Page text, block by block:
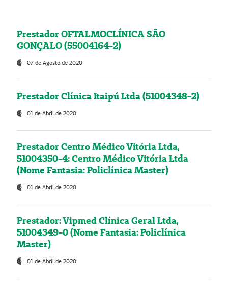
Prestador OFTALMOCLÍNICA SÃO
GONÇALO (55004164-2)
07 de Agosto de 2020
Prestador Clínica Itaipú Ltda (51004348-2)
01 de Abril de 2020
Prestador Centro Médico Vitória Ltda,
51004350-4: Centro Médico Vitória Ltda
(Nome Fantasia: Policlínica Master)
01 de Abril de 2020
Prestador: Vipmed Clínica Geral Ltda,
51004349-0 (Nome Fantasia: Policlínica
Master)
01 de Abril de 2020